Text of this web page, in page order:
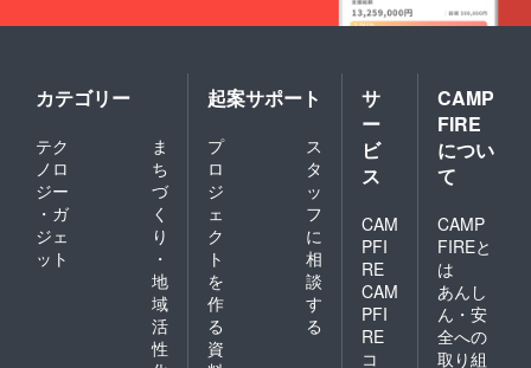
カテゴリー
テク
ノロ
ジー
・ガ
ジェ
ット
ま
ち
づ
く
り
・
地
域
活
性
起案サポート
プ
ロ
ジ
ェ
ク
ト
を
作
る
ス
タ
ッ
フ
に
相
談
す
る
資
サ
ー
ビ
ス
CAM
PFI
RE
CAM
PFI
RE
コ
CAMP
FIRE
につい
て
CAMP
FIREと
は
あんし
ん・安
全への
取り組